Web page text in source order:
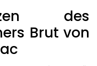
des
Brut von